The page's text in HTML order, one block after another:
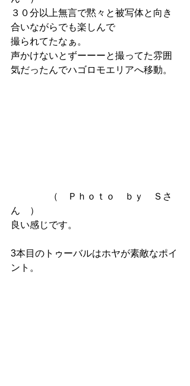
３０分以上無言で黙々と被写体と向き
合いながらでも楽しんで
撮られてたなぁ。
声かけないとずーーーと撮ってた雰囲
気だったんでハゴロモエリアへ移動。
（　Ｐｈｏｔｏ　ｂｙ　Ｓさ
ん　）
良い感じです。
3本目のトゥーバルはホヤが素敵なポイ
ント。